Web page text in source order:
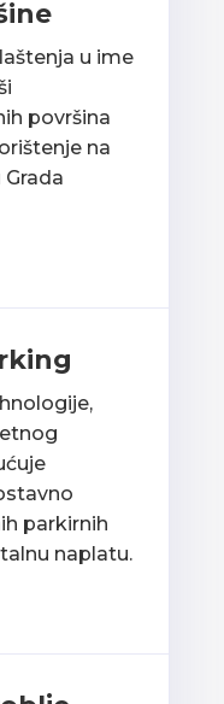
u ime
površina
na
parkirnih
naplatu.